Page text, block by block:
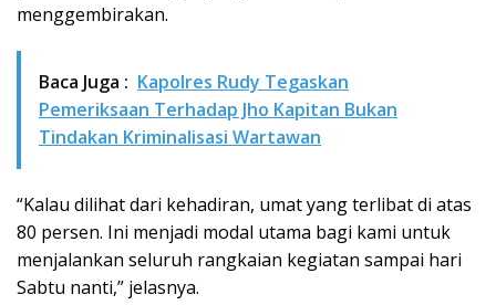
menggembirakan.
Baca Juga : Kapolres Rudy Tegaskan
Pemeriksaan Terhadap Jho Kapitan Bukan
Tindakan Kriminalisasi Wartawan
“Kalau dilihat dari kehadiran, umat yang terlibat di atas
80 persen. Ini menjadi modal utama bagi kami untuk
menjalankan seluruh rangkaian kegiatan sampai hari
Sabtu nanti,” jelasnya.